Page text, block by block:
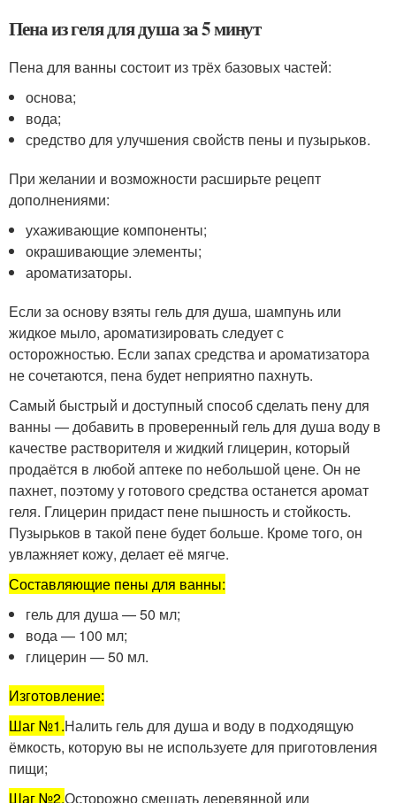
Пена из геля для душа за 5 минут
Пена для ванны состоит из трёх базовых частей:
основа;
вода;
средство для улучшения свойств пены и пузырьков.
При желании и возможности расширьте рецепт
дополнениями:
ухаживающие компоненты;
окрашивающие элементы;
ароматизаторы.
Если за основу взяты гель для душа, шампунь или
жидкое мыло, ароматизировать следует с
осторожностью. Если запах средства и ароматизатора
не сочетаются, пена будет неприятно пахнуть.
Самый быстрый и доступный способ сделать пену для
ванны — добавить в проверенный гель для душа воду в
качестве растворителя и жидкий глицерин, который
продаётся в любой аптеке по небольшой цене. Он не
пахнет, поэтому у готового средства останется аромат
геля. Глицерин придаст пене пышность и стойкость.
Пузырьков в такой пене будет больше. Кроме того, он
увлажняет кожу, делает её мягче.
Составляющие пены для ванны:
гель для душа — 50 мл;
вода — 100 мл;
глицерин — 50 мл.
Изготовление:
Шаг №1.Налить гель для душа и воду в подходящую
ёмкость, которую вы не используете для приготовления
пищи;
Шаг №2.Осторожно смешать деревянной или